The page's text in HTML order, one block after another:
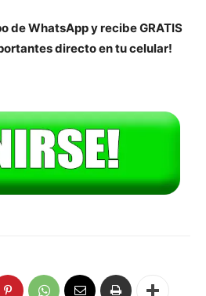
de WhatsApp y recibe GRATIS
directo en tu celular!